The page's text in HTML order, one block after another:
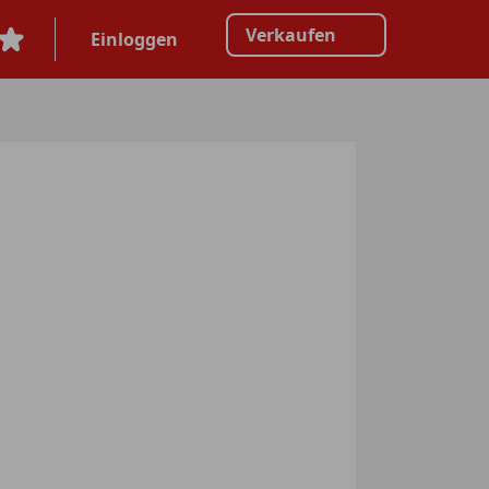
Einloggen Verkaufen